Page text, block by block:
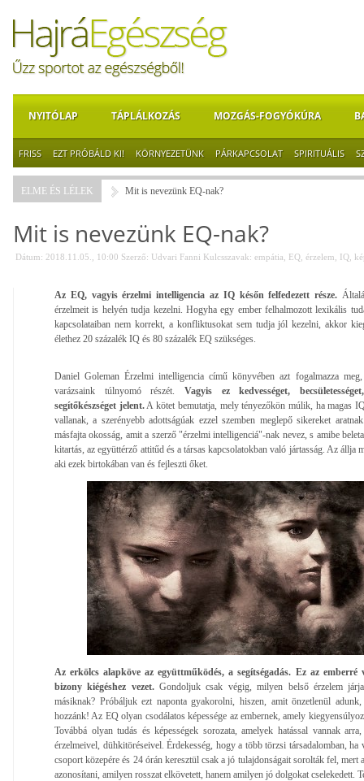
NYITÓLAP TÁPLÁLKOZÁS MOZGÁS-FOGYÓKÚRA
FRISS EZT PRÓBÁLD KI! KÖRNYEZETÜNK PÁRKAPCSOLAT SPIRITUÁLIS
ELME ÉS LÉLEK Mit is nevezünk EQ-nak?
Mit is nevezünk EQ-nak?
Dátum: 2018.11.05., 10:00 Szerző: Udvari Fanni Kulcsszavak: empátia EQ érzelem IQ
Az EQ, vagyis érzelmi intelligencia az IQ későn felfedezett része.
érzelmeit is helyén tudja kezelni. Hogyha egy ember felhalmozott lexikális
kapcsolataiban nem korrekt, a konfliktusokat sem tudja jól kezelni, akkor
élethez 20 százalék IQ és 80 százalék EQ szükséges.
Daniel Goleman Érzelmi intelligencia című könyvében azt fogalmazza
varázsaink túlnyomó részét. Vagyis ez kedvességet,
segítőkészséget jelent.A kötet bemutatja, mely tényezőkön múlik, ha magas
vallanak, a szerényebb adottságúak ezzel szemben meglepő sikereket
másfajta okosság, amit a szerző "érzelmi intelligenciá"-nak nevez, s amibe
kitartás, az együttérző attitűd és a társas kapcsolatokban való jártasság. Az állja
aki ezek birtokában van és fejleszti őket.
Az erkölcs alapköve az együttműködés, a segítségadás. Ez az emberré
bizony kiégéshez vezet.Gondoljuk csak végig, milyen belső érzelem
másiknak? Próbáljuk ezt naponta gyakorolni, hiszen, amit önzetlenül
hozzánk! Az EQ olyan csodálatos képessége az embernek, amely
Továbbá olyan tudás és képességek sorozata, amelyek hatással vannak
érzelmeivel, dühkitöréseivel. Érdekesség, hogy a több törzsi társadalomban,
csoport közepére és 24 órán keresztül csak a jó tulajdonságait sorolták fel, mert
azonosítani, amilyen rosszat elkövetett, hanem amilyen jó dolgokat cselekedett.